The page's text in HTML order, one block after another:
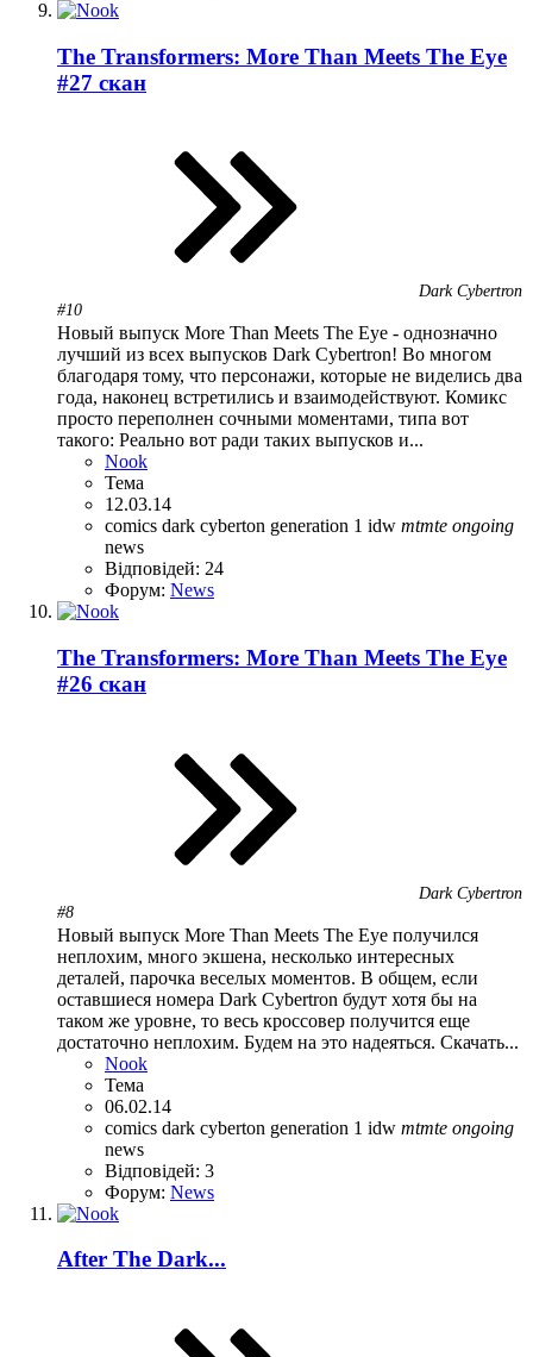
The Transformers: More Than Meets The Eye
#27 скан
Dark Cybertron
#10
Новый выпуск More Than Meets The Eye - однозначно
лучший из всех выпусков Dark Cybertron! Во многом
благодаря тому, что персонажи, которые не виделись два
года, наконец встретились и взаимодействуют. Комикс
просто переполнен сочными моментами, типа вот
такого: Реально вот ради таких выпусков и...
Nook
Тема
12.03.14
comics dark cyberton generation 1 idw mtmte ongoing
news
Відповідей: 24
Форум: News
The Transformers: More Than Meets The Eye
#26 скан
Dark Cybertron
#8
Новый выпуск More Than Meets The Eye получился
неплохим, много экшена, несколько интересных
деталей, парочка веселых моментов. В общем, если
оставшиеся номера Dark Cybertron будут хотя бы на
таком же уровне, то весь кроссовер получится еще
достаточно неплохим. Будем на это надеяться. Скачать...
Nook
Тема
06.02.14
comics dark cyberton generation 1 idw mtmte ongoing
news
Відповідей: 3
Форум: News
After The Dark...